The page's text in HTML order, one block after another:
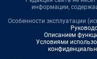
информации,
Особенности эксплуатации
Описанием
Условиями